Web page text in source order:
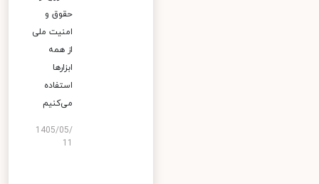
حقوق و
امنیت ملی
از همه
ابزارها
استفاده
می‌کنیم
1405/05/